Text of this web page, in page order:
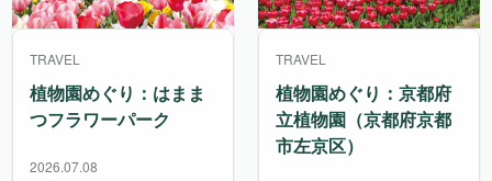
TRAVEL
植物園めぐり：はまま
つフラワーパーク
2026.07.08
TRAVEL
植物園めぐり：京都府
立植物園（京都府京都
市左京区）